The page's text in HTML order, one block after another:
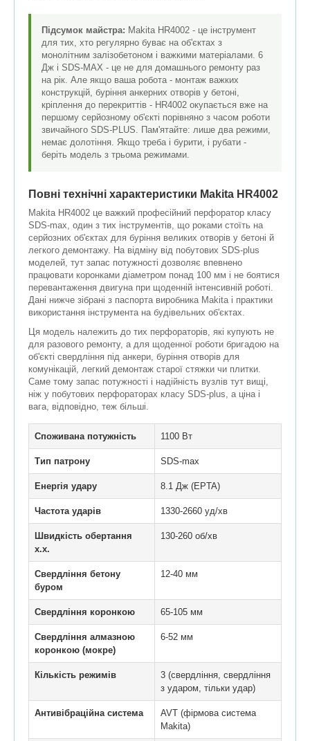
Підсумок майстра: Makita HR4002 - це інструмент
для тих, хто регулярно буває на об'єктах з
монолітним залізобетоном і важкими матеріалами. 6
Дж і SDS-MAX - це не для домашнього ремонту раз
на рік. Але якщо ваша робота - монтаж важких
конструкцій, буріння анкерних отворів у бетоні,
кріплення до перекриттів - HR4002 окупається вже на
першому серйозному об'єкті порівняно з часом роботи
звичайного SDS-PLUS. Пам'ятайте: лише два режими,
немає долотіння. Якщо треба і бурити, і рубати -
беріть модель з трьома режимами.
Повні технічні характеристики Makita HR4002
Makita HR4002 це важкий професійний перфоратор класу
SDS-max, один з тих інструментів, що роками стоїть на
серйозних об'єктах для буріння великих отворів у бетоні й
легкого демонтажу. На відміну від побутових SDS-plus
моделей, тут запас потужності дозволяє впевнено
працювати коронками діаметром понад 100 мм і не боятися
перевантаження двигуна при щоденній інтенсивній роботі.
Дані нижче зібрані з паспорта виробника Makita і практики
використання інструмента на будівельних об'єктах.
Ця модель належить до тих перфораторів, які купують не
для разового ремонту, а для щоденної роботи бригадою на
об'єкті свердління під анкери, буріння отворів для
комунікацій, легкий демонтаж старої стяжки чи плитки.
Саме тому запас потужності і надійність вузлів тут вищі,
ніж у побутових перфораторах класу SDS-plus, а ціна і
вага, відповідно, теж більші.
Споживана потужність 1100 Вт
Тип патрону SDS-max
Енергія удару 8.1 Дж (EPTA)
Частота ударів 1330-2660 уд/хв
Швидкість обертання
х.х.
130-260 об/хв
Свердління бетону
буром
12-40 мм
Свердління коронкою 65-105 мм
Свердління алмазною
коронкою (мокре)
6-52 мм
Кількість режимів
3 (свердління, свердління
з ударом, тільки удар)
Антивібраційна система
AVT (фірмова система
Makita)